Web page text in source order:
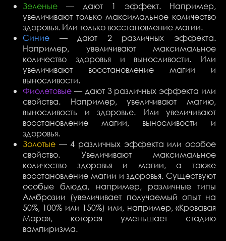
Зеленые — дают 1 эффект. Например,
увеличивают только максимальное количество
здоровья. Или только восстановление магии.
Синие — дают 2 различных эффекта.
Например, увеличивают максимальное
количество здоровья и выносливости. Или
увеличивают восстановление магии и
выносливости.
Фиолетовые — дают 3 различных эффекта или
свойства. Например, увеличивают магию,
выносливость и здоровье. Или увеличивают
восстановление магии, выносливости и
здоровья.
Золотые — 4 различных эффекта или особое
свойство. Увеличивают максимальное
количество здоровья и магии, а также
восстановление магии и здоровья. Существуют
особые блюда, например, различные типы
Амброзии (увеличивает получаемый опыт на
50%, 100% или 150%) или, например, «Кровавая
Мара», которая уменьшает стадию
вампиризма.